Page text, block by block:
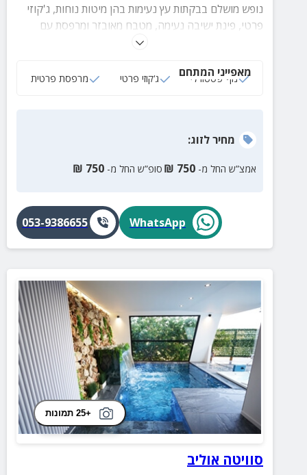
נופש מושלם בבקתות עץ נעימות בהן מיטות נוחות, ג'קוזי
פרטי, פינת ישיבה נעימה, מטבח מאובזר ומרפסת עם
עמדת מנגל ופינת ישיבה. במתחם החיצוני תוכלו ליהנות
מדשאה ירוקה.
מאפייני המתחם
נוף פסטורלי ג‘קוזי פרטי מרפסת פרטית
מחירלזוג:
אמצ”ש החל מ- 750
₪ סופ”ש החל מ- 750
₪
WhatsApp
053-9386655
+25 תמונות
סוויטה אוליב